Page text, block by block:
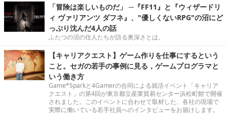
「冒険は楽しいものだ」 ─『FF11』と『ウィザードリ
ィ ヴァリアンツ ダフネ』、"優しくないRPG"の沼にど
っぷり沈んだ4人の話
ふたつの沼の住人たちが語る奥深さとは。
【キャリアクエスト】ゲーム作りを仕事にするという
こと。セガの若手の事例に見る，ゲームプログラマと
いう働き方
Game*Sparkと4Gamerの合同による就活イベント「キャリア
クエスト」の第4回が東京都立産業貿易センター浜松町館で開催
されました。このイベントに合わせて取材した、各社の現場で
実際に働いている若手社員へのインタビューをお届けします。